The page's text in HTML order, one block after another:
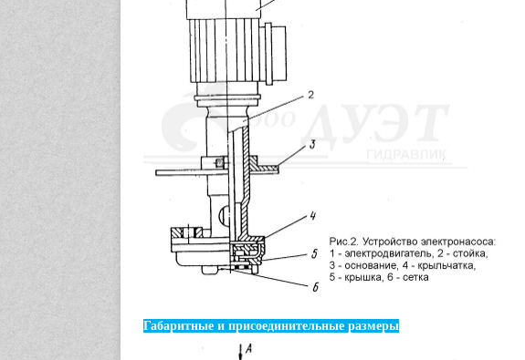
Габаритные и присоединительные размеры